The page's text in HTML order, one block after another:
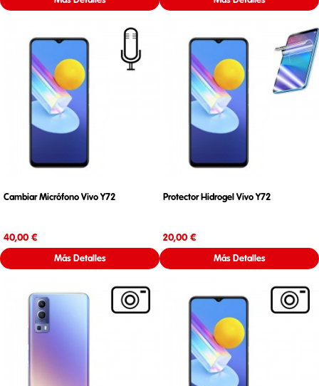
Cambiar Micrófono Vivo Y72
40,00 €
Más Detalles
Protector Hidrogel Vivo Y72
20,00 €
Más Detalles